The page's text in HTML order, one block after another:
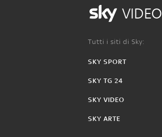
VIDEO
Tutti i siti di Sky:
SKY SPORT
SKY TG 24
SKY VIDEO
SKY ARTE